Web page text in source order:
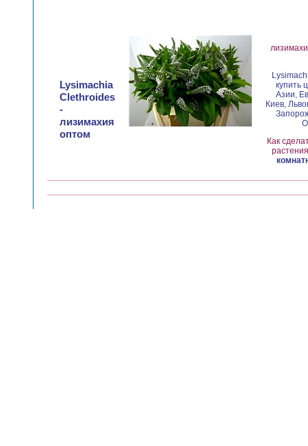
Lysimachia
Clethroides
-
лизимахия
оптом
купить
Азии,
Киев,
Как